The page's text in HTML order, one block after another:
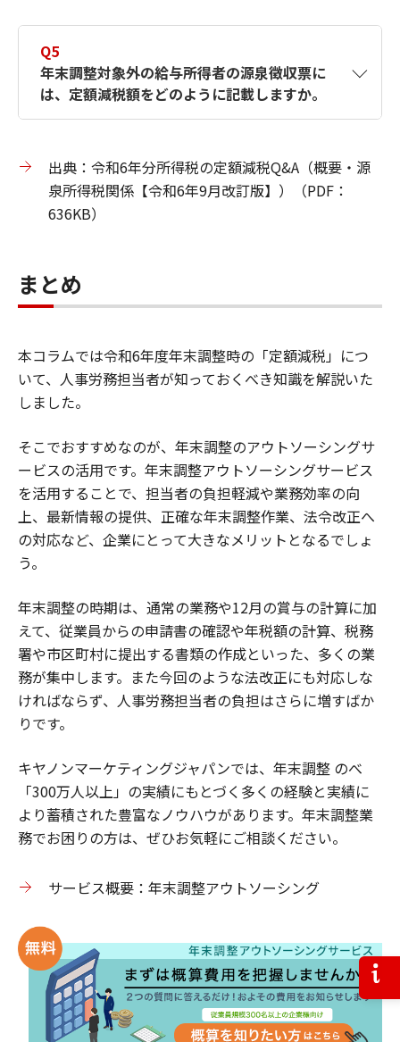
お
合には、その配偶者等については年調減税額
の計算には含めないこととされています。
Q5
年末調整対象外の給与所得者の源泉徴収票に
は、定額減税額をどのように記載しますか。
外の人は確定申告で最終的な定額減税額を精
算するため、源泉徴収票には記載しません。
「源泉徴収税額」欄には、月次減税額を控除
出典：令和6年分所得税の定額減税Q&A（概要・源
泉所得税関係【令和6年9月改訂版】）（PDF：
636KB）
まとめ
本コラムでは令和6年度年末調整時の「定額減税」につ
いて、人事労務担当者が知っておくべき知識を解説いた
しました。
そこでおすすめなのが、年末調整のアウトソーシングサ
ービスの活用です。年末調整アウトソーシングサービス
を活用することで、担当者の負担軽減や業務効率の向
上、最新情報の提供、正確な年末調整作業、法令改正へ
の対応など、企業にとって大きなメリットとなるでしょ
う。
年末調整の時期は、通常の業務や12月の賞与の計算に加
えて、従業員からの申請書の確認や年税額の計算、税務
署や市区町村に提出する書類の作成といった、多くの業
務が集中します。また今回のような法改正にも対応しな
ければならず、人事労務担当者の負担はさらに増すばか
りです。
キヤノンマーケティングジャパンでは、年末調整 のべ
「300万人以上」の実績にもとづく多くの経験と実績に
より蓄積された豊富なノウハウがあります。年末調整業
務でお困りの方は、ぜひお気軽にご相談ください。
サービス概要：年末調整アウトソーシング